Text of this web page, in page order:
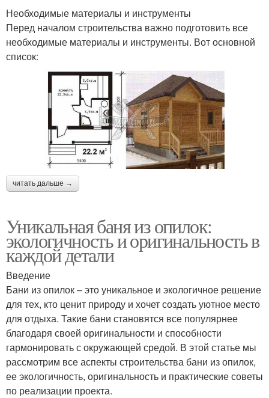
Необходимые материалы и инструменты
Перед началом строительства важно подготовить все
необходимые материалы и инструменты. Вот основной
список:
читать дальше →
Уникальная баня из опилок:
экологичность и оригинальность в
каждой детали
Введение
Бани из опилок – это уникальное и экологичное решение
для тех, кто ценит природу и хочет создать уютное место
для отдыха. Такие бани становятся все популярнее
благодаря своей оригинальности и способности
гармонировать с окружающей средой. В этой статье мы
рассмотрим все аспекты строительства бани из опилок,
ее экологичность, оригинальность и практические советы
по реализации проекта.